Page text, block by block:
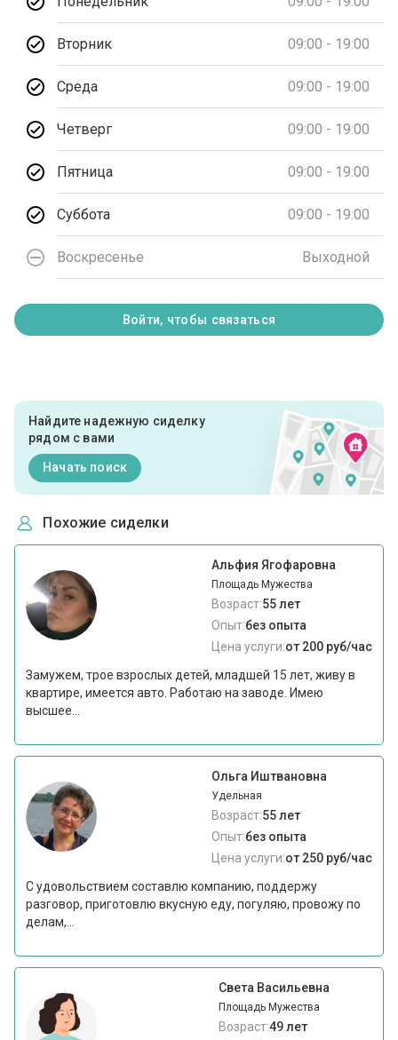
Вторник 09:00 - 19:00
Среда 09:00 - 19:00
Четверг 09:00 - 19:00
Пятница 09:00 - 19:00
Суббота 09:00 - 19:00
Воскресенье Выходной
Войти, чтобы связаться
Найдите надежную сиделку
рядом с вами
Начать поиск
Похожие сиделки
Альфия Ягофаровна
Площадь Мужества
Возраст:55 лет
Опыт:без опыта
Цена услуги:от 200 руб/час
Замужем, трое взрослых детей, младшей 15 лет, живу в
квартире, имеется авто. Работаю на заводе. Имею
высшее...
Ольга Иштвановна
Удельная
Возраст:55 лет
Опыт:без опыта
Цена услуги:от 250 руб/час
С удовольствием составлю компанию, поддержу
разговор, приготовлю вкусную еду, погуляю, провожу по
делам,...
Света Васильевна
Площадь Мужества
Возраст:49 лет